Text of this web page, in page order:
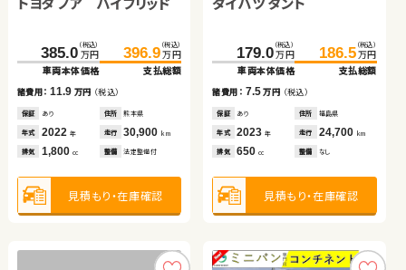
385.0 （税込）
万円
車両本体価格
396.9 （税込）
万円
支払総額
諸費用：11.9 万円 （税込）
保証 あり 住所 熊本県
年式 2022 年 走行 30,900 km
排気 1,800 cc 整備 法定整備付
見積もり・在庫確認
179.0 （税込）
万円
車両本体価格
186.5 （税込）
万円
支払総額
諸費用： 7.5万円 （税込）
保証 あり 住所 福島県
年式 2023年 走行 24,700 km
排気 650cc 整備 なし
見積もり・在庫確認
63.8 （税込）
万円
車両本体価格
74.5 （税込）
万円
支払総額
諸費用：10.7 万円 （税込）
保証 あり 住所 秋田県
年式 2012 年 走行 111,100 km
排気 1,800 cc 整備 法定整備付
見積もり・在庫確認
ホンダ フリード＋
237.3万円
車両本体価格
諸費用：11.5万円 （税込）
保証 あり 住所 秋田県
排気 1,500cc 整備 法定整備付
46.6 （税込）
万円
車両本体価格
54.8 （税込）
万円
支払総額
諸費用：8.2万円（税込）
保証 あり 住所 青森県
年式 2015 年 走行 47,200 km
排気 660cc 整備 法定整備付
見積もり・在庫確認
84.9 （税込）
万円
車両本体価格
89.9 （税込）
万円
支払総額
諸費用： 5.0万円 （税込）
保証 なし 住所 徳島県
年式 2013年 走行 94,600 km
排気 2,000 整備 法定整備付
見積もり・在庫確認